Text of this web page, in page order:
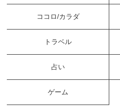
ココロ/カラダ
トラベル
占い
ゲーム